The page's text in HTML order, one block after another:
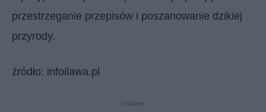
przestrzeganie przepisów i poszanowanie dzikiej
przyrody.
źródło: infoilawa.pl
reklama